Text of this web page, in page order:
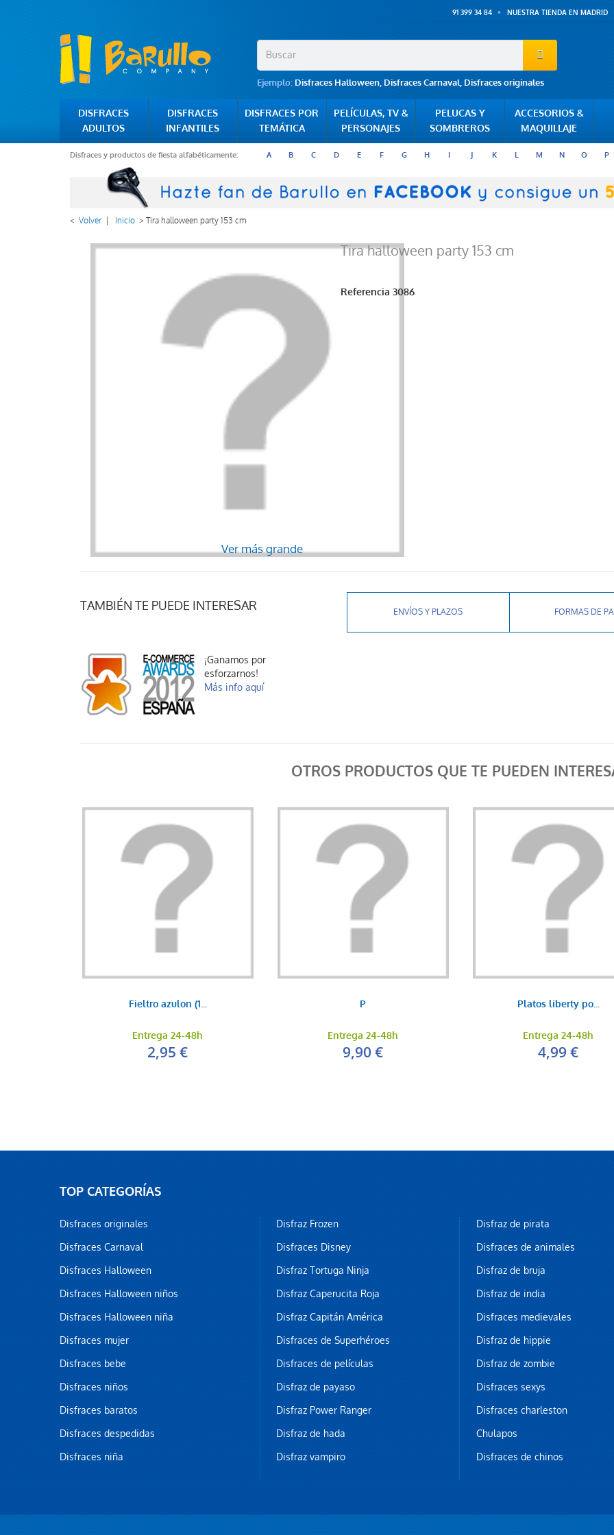
91 399 34 84 NUESTRA TIENDA EN MADRID
Ejemplo: Disfraces Halloween, Disfraces Carnaval, Disfraces originales
DISFRACES
ADULTOS
DISFRACES
INFANTILES
DISFRACES POR
TEMÁTICA
PELÍCULAS, TV &
PERSONAJES
PELUCAS Y
SOMBREROS
ACCESORIOS &
MAQUILLAJE
Disfraces y productos de fiesta alfabéticamente: A B C D E F G H I J K L M N O P
< Volver Inicio >Tira halloween party 153 cm
Ver más grande
Tira halloween party 153 cm
Referencia 3086
TAMBIÉN TE PUEDE INTERESAR ENVÍOS Y PLAZOS FORMAS DE
¡Ganamos por
esforzarnos!
Más info aquí
OTROS PRODUCTOS QUE TE PUEDEN
Fieltro azulon (1...
Entrega 24-48h
2,95 €
P
Entrega 24-48h
9,90 €
Platos liberty po...
Entrega 24-48h
4,99 €
TOP CATEGORÍAS
Disfraces originales
Disfraces Carnaval
Disfraces Halloween
Disfraces Halloween niños
Disfraces Halloween niña
Disfraces mujer
Disfraces bebe
Disfraces niños
Disfraces baratos
Disfraces despedidas
Disfraces niña
Disfraz Frozen
Disfraces Disney
Disfraz Tortuga Ninja
Disfraz Caperucita Roja
Disfraz Capitán América
Disfraces de Superhéroes
Disfraces de películas
Disfraz de payaso
Disfraz Power Ranger
Disfraz de hada
Disfraz vampiro
Disfraz de pirata
Disfraces de animales
Disfraz de bruja
Disfraz de india
Disfraces medievales
Disfraz de hippie
Disfraz de zombie
Disfraces sexys
Disfraces charleston
Chulapos
Disfraces de chinos